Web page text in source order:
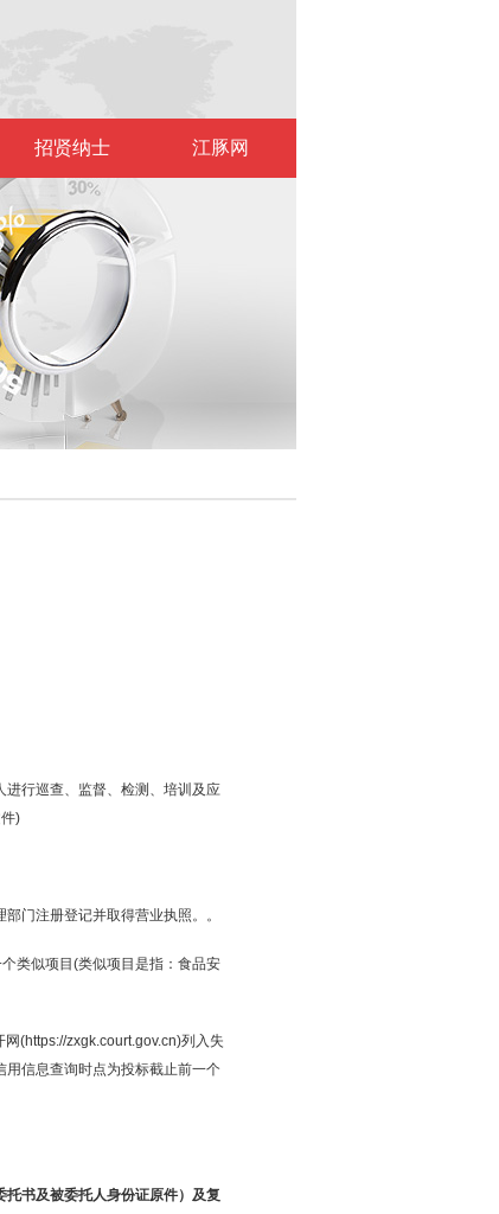
招贤纳士 江豚网
行巡查、监督、检测、培训及应
)
门注册登记并取得营业执照。。
类似项目(类似项目是指：食品安
(https://zxgk.court.gov.cn)列入失
信息查询时点为投标截止前一个
书及被委托人身份证原件）及复